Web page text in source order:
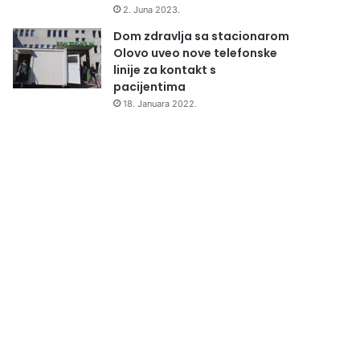
2. Juna 2023.
Dom zdravlja sa stacionarom
Olovo uveo nove telefonske
linije za kontakt s
pacijentima
18. Januara 2022.